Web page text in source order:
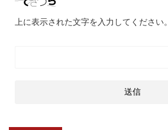
上に表示された文字を入力してください。